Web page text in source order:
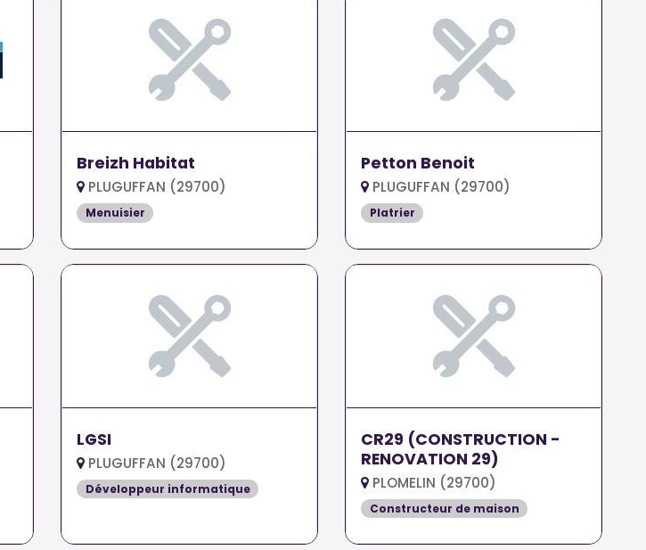
Breizh Habitat
PLUGUFFAN (29700)
Menuisier
Petton Benoit
PLUGUFFAN (29700)
Platrier
LGSI
PLUGUFFAN (29700)
Développeur informatique
CR29 (CONSTRUCTION -
RENOVATION 29)
PLOMELIN (29700)
Constructeur de maison